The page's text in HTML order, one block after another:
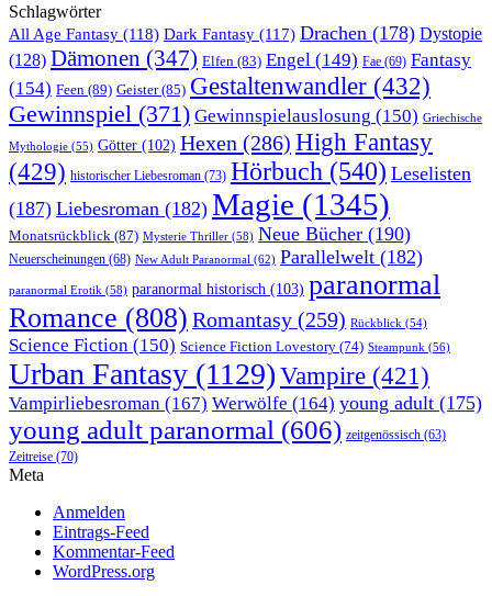
Schlagwörter
All Age Fantasy (118) Dark Fantasy (117) Drachen (178) Dystopie
(128) Dämonen (347) Elfen (83) Engel (149) Fae (69) Fantasy
(154) Feen (89) Geister(85) Gestaltenwandler (432)
Gewinnspiel (371) Gewinnspielauslosung (150) Griechische
Mythologie (55) Götter (102) Hexen (286) High Fantasy
(429) historischer Liebesroman (73) Hörbuch (540) Leselisten
(187) Liebesroman (182) Magie (1345)
Monatsrückblick (87) Mysterie Thriller (58) Neue Bücher (190)
Neuerscheinungen (68) New Adult Paranormal (62) Parallelwelt (182)
paranormal Erotik (58) paranormal historisch (103) paranormal
Romance (808) Romantasy (259) Rückblick (54)
Science Fiction (150) Science Fiction Lovestory (74) Steampunk (56)
Urban Fantasy (1129) Vampire (421)
Vampirliebesroman (167) Werwölfe (164) young adult (175)
young adult paranormal (606) zeitgenössisch (63)
Zeitreise (70)
Meta
Anmelden
Eintrags-Feed
Kommentar-Feed
WordPress.org